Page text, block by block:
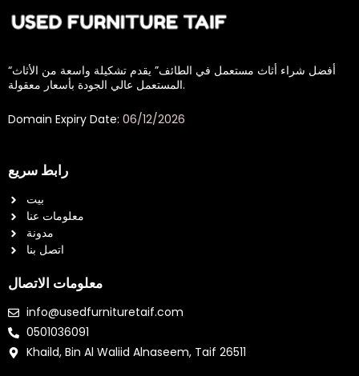
“أفضل شراء أثاث مستعمل في الطائف” يقدم تشكيلة واسعة من الأثاث
المستعمل عالي الجودة بأسعار معقولة.
Domain Expiry Date: 06/12/2026
رابط سريع
بيت
معلومات عنا
مدونة
اتصل بنا
معلومات الاتصال
info@usedfurnituretaif.com
0501036091
Khaild, Bin Al Waliid Alnaseem, Taif 26511